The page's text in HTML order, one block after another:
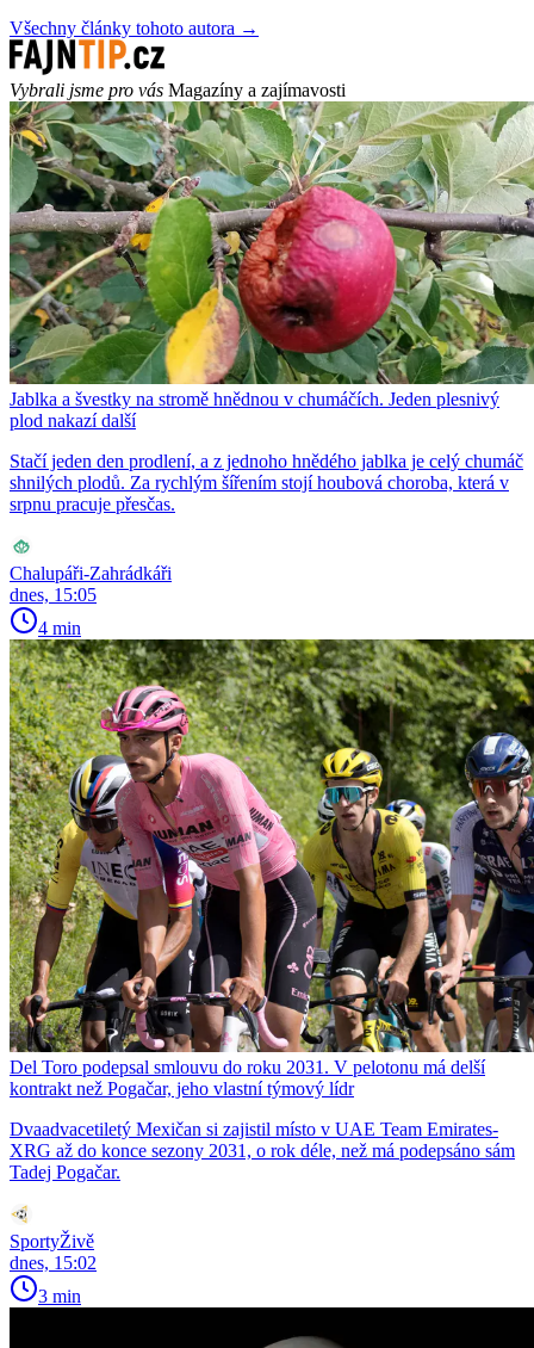
Všechny články tohoto autora →
Vybrali jsme pro vás Magazíny a zajímavosti
Jablka a švestky na stromě hnědnou v chumáčích. Jeden plesnivý
plod nakazí další
Stačí jeden den prodlení, a z jednoho hnědého jablka je celý chumáč
shnilých plodů. Za rychlým šířením stojí houbová choroba, která v
srpnu pracuje přesčas.
Chalupáři-Zahrádkáři
dnes, 15:05
4 min
Del Toro podepsal smlouvu do roku 2031. V pelotonu má delší
kontrakt než Pogačar, jeho vlastní týmový lídr
Dvaadvacetiletý Mexičan si zajistil místo v UAE Team Emirates-
XRG až do konce sezony 2031, o rok déle, než má podepsáno sám
Tadej Pogačar.
SportyŽivě
dnes, 15:02
3 min